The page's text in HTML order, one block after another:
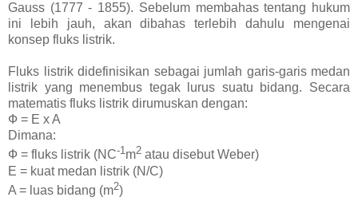
Gauss (1777 - 1855). Sebelum membahas tentang hukum
ini lebih jauh, akan dibahas terlebih dahulu mengenai
konsep fluks listrik.
Fluks listrik didefinisikan sebagai jumlah garis-garis medan
listrik yang menembus tegak lurus suatu bidang. Secara
matematis fluks listrik dirumuskan dengan:
Ф = E x A
Dimana:
Ф = fluks listrik (NC-1m2 atau disebut Weber)
E = kuat medan listrik (N/C)
A = luas bidang (m2)